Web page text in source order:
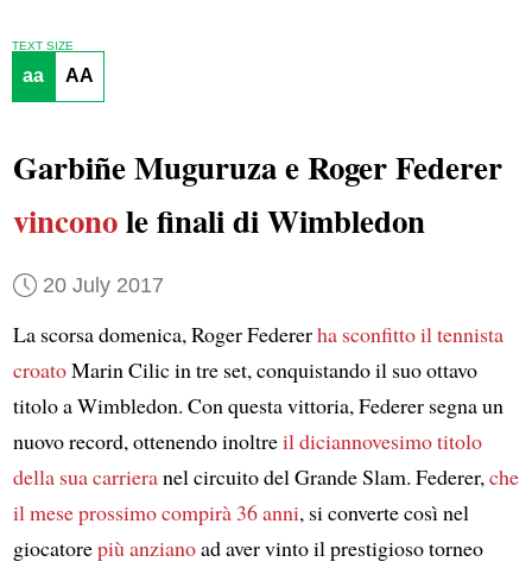
TEXT SIZE
aa AA
Garbiñe Muguruza e Roger Federer
vinconole finali di Wimbledon
20 July 2017
La scorsa domenica, Roger Federerha sconfittoil tennista
croatoMarin Cilic in tre set, conquistando il suo ottavo
titolo a Wimbledon. Con questa vittoria, Federer segna un
nuovo record, ottenendo inoltreil diciannovesimo titolo
della sua carrieranel circuito del Grande Slam. Federer,che
il mese prossimo compirà 36 anni, si converte così nel
giocatorepiù anzianoad aver vinto il prestigioso torneo